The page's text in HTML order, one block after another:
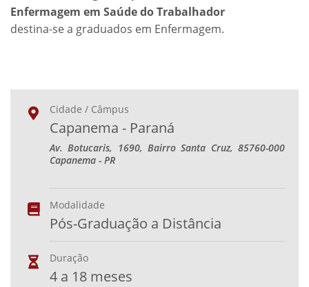
Enfermagem em Saúde do Trabalhador
destina-se a graduados em Enfermagem.
Cidade / Câmpus
Capanema - Paraná
Av. Botucaris, 1690, Bairro Santa Cruz, 85760-000
Capanema - PR
Modalidade
Pós-Graduação a Distância
Duração
4 a 18 meses